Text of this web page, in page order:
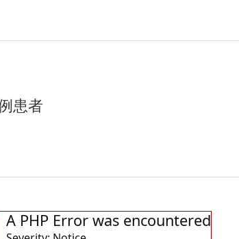
患者
A PHP Error was encountered